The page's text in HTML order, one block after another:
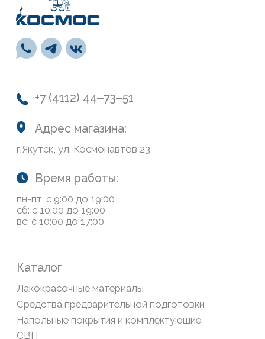
Сайт носит информационный характер и не является
публичной офертой, определяемой положениями Статьи
ООО «Современный дом», ОГРН 1111435007265.
Политика конфиденциальности
Разработка сайта
Навигация
О нас
Колеровка